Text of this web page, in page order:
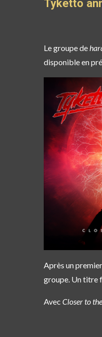
Tyketto
Le groupe de
disponible en
Après un
groupe. Un titre
Avec Closer to